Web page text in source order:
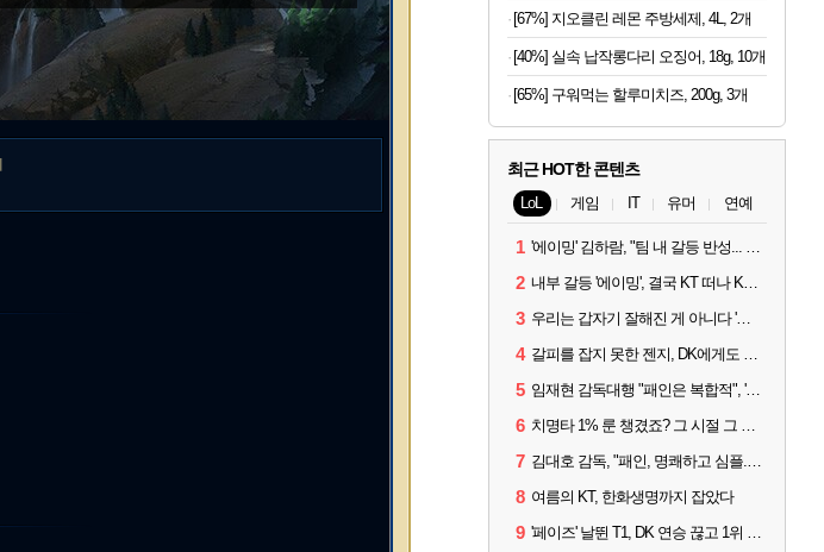
[67%] 지오클린 레몬 주방세제, 4L, 2개
[40%] 실속 납작롱다리 오징어, 18g, 10개
[65%] 구워먹는 할루미치즈, 200g, 3개
최근 HOT한 콘텐츠
LoL 게임 IT 유머 연예
1 '에이밍' 김하람, "팀 내 갈등 반성... 끝까지 뛰고 싶었다"
2 내부 갈등 '에이밍', 결국 KT 떠나 KRX로...'지우'와 트레이드
3 우리는 갑자기 잘해진 게 아니다 '씨맥' 김대호 감독의 자신감
4 갈피를 잡지 못한 젠지, DK에게도 0:2 패배
5 임재현 감독대행 "패인은 복합적", '도란' "팀에 과부하 왔다"
6 치명타 1% 룬 챙겼죠? 그 시절 그 감성 '롤 클래식' 30일 출시
7 김대호 감독, "패인, 명쾌하고 심플...다시 힘낼 수 있어"
8 여름의 KT, 한화생명까지 잡았다
9 '페이즈' 날뛴 T1, DK 연승 끊고 1위 지켜